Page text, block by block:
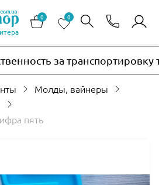
0 0
за транспортировку
Молды, вайнеры
пять